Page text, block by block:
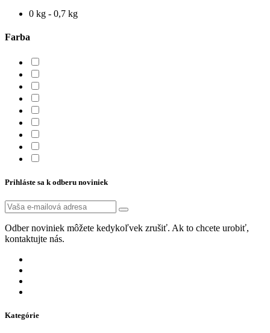
0 kg - 0,7 kg
Farba
Prihláste sa k odberu noviniek
Odber noviniek môžete kedykoľvek zrušiť. Ak to chcete urobiť,
kontaktujte nás.
Kategórie